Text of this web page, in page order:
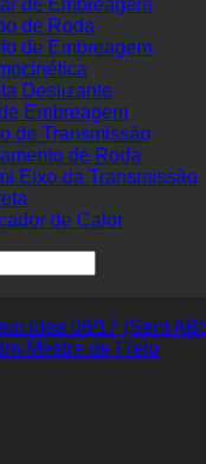
de Embreagem
de Roda
de Embreagem
Deslizante
Embreagem
de Transmissão
de Roda
Eixo da Transmissão
de Calor
Mestre de Freio